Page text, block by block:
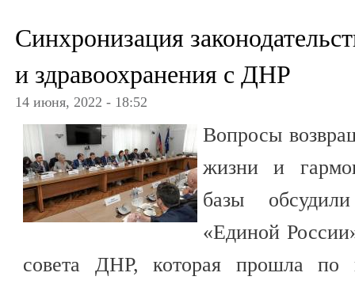
Синхронизация
и здравоохранения с ДНР
14 июня, 2022 - 18:52
Вопросы
жизни и
базы
«Единой
совета ДНР, которая прошла по